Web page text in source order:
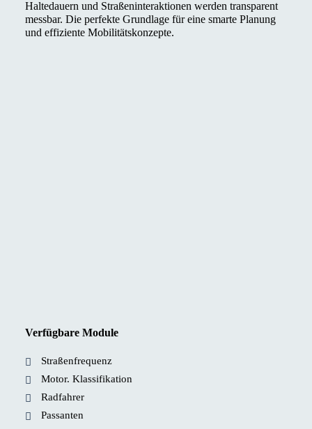
Haltedauern und Straßeninteraktionen werden transparent
messbar. Die perfekte Grundlage für eine smarte Planung
und effiziente Mobilitätskonzepte.
Verfügbare Module
Straßenfrequenz
Motor. Klassifikation
Radfahrer
Passanten